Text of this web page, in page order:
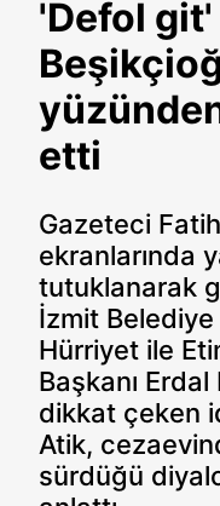
'Defol
etti
Gazeteci
ekranlarında
tutuklanarak
İzmit Belediye
Hürriyet ile
Başkanı
dikkat çeken
Atik,
sürdüğü